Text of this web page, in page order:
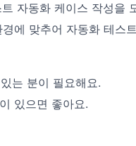
자동화 케이스 작성을
에 맞추어 자동화 테스
는 분이 필요해요.
있으면 좋아요.